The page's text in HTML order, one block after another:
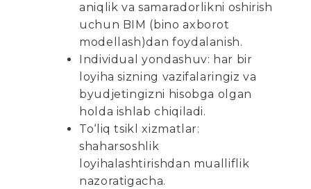
aniqlik va samaradorlikni oshirish
uchun BIM (bino axborot
modellash)dan foydalanish.
Individual yondashuv: har bir
loyiha sizning vazifalaringiz va
byudjetingizni hisobga olgan
holda ishlab chiqiladi.
To‘liq tsikl xizmatlar:
shaharsoshlik
loyihalashtirishdan mualliflik
nazoratigacha.